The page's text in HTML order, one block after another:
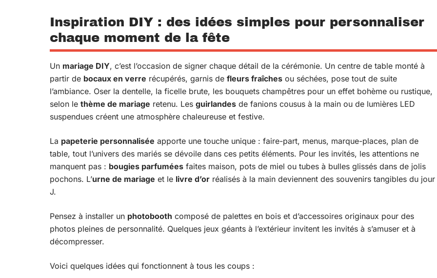
Inspiration DIY : des idées simples pour personnaliser
chaque moment de la fête
Un mariage DIY, c’est l’occasion de signer chaque détail de la cérémonie. Un centre de table monté à
partir de bocaux en verre récupérés, garnis de fleurs fraîches ou séchées, pose tout de suite
l’ambiance. Oser la dentelle, la ficelle brute, les bouquets champêtres pour un effet bohème ou rustique,
selon le thème de mariage retenu. Les guirlandes de fanions cousus à la main ou de lumières LED
suspendues créent une atmosphère chaleureuse et festive.
La papeterie personnalisée apporte une touche unique : faire-part, menus, marque-places, plan de
table, tout l’univers des mariés se dévoile dans ces petits éléments. Pour les invités, les attentions ne
manquent pas : bougies parfumées faites maison, pots de miel ou tubes à bulles glissés dans de jolis
pochons. L’urne de mariage et le livre d’or réalisés à la main deviennent des souvenirs tangibles du jour
J.
Pensez à installer un photobooth composé de palettes en bois et d’accessoires originaux pour des
photos pleines de personnalité. Quelques jeux géants à l’extérieur invitent les invités à s’amuser et à
décompresser.
Voici quelques idées qui fonctionnent à tous les coups :